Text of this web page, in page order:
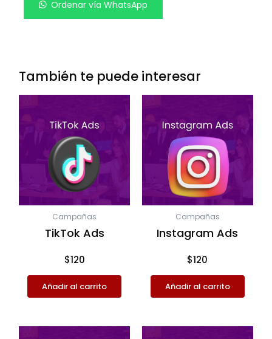
Ordenar vía WhatsApp
También te puede interesar
Campañas
TikTok Ads
$120
Añadir al carrito
Campañas
Instagram Ads
$120
Añadir al carrito